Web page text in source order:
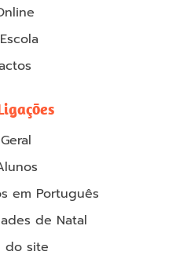
em Português
de Natal
do site